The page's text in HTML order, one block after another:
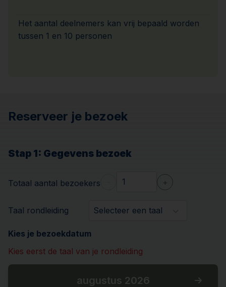
Het aantal deelnemers kan vrij bepaald worden
tussen 1 en 10 personen
Reserveer je bezoek
Stap 1: Gegevens bezoek
Totaal aantal bezoekers +
Taal rondleiding Selecteer een taal
Kies je bezoekdatum
Kies eerst de taal van je rondleiding
augustus 2026